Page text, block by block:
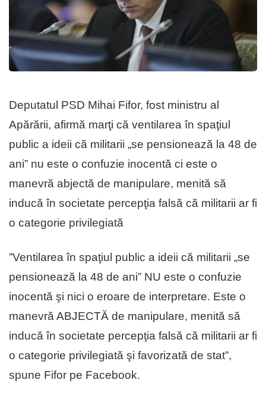
Deputatul PSD Mihai Fifor, fost ministru al
Apărării, afirmă marţi că ventilarea în spaţiul
public a ideii că militarii „se pensionează la 48 de
ani” nu este o confuzie inocentă ci este o
manevră abjectă de manipulare, menită să
inducă în societate percepţia falsă că militarii ar fi
o categorie privilegiată
”Ventilarea în spaţiul public a ideii că militarii „se
pensionează la 48 de ani” NU este o confuzie
inocentă şi nici o eroare de interpretare. Este o
manevră ABJECTĂ de manipulare, menită să
inducă în societate percepţia falsă că militarii ar fi
o categorie privilegiată şi favorizată de stat”,
spune Fifor pe Facebook.